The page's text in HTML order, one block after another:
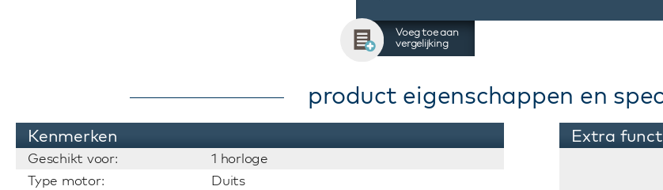
Voeg toe aan
vergelijking
product eigenschappen en
Kenmerken
Geschikt voor:
1 horloge
Type motor:
Duits
Extra